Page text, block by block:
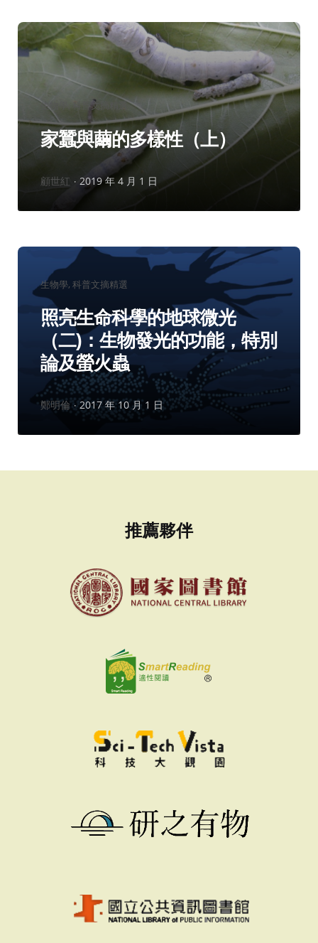
分
類：
生物學 科普文摘精選
家蠶與繭的多樣性（上）
作
顧世紅 2019 年 4 月 1 日
分
類：
生物學 科普文摘精選
照亮生命科學的地球微光
（二)：生物發光的功能，特別
論及螢火蟲
作
鄭明倫 2017 年 10 月 1 日
推薦夥伴